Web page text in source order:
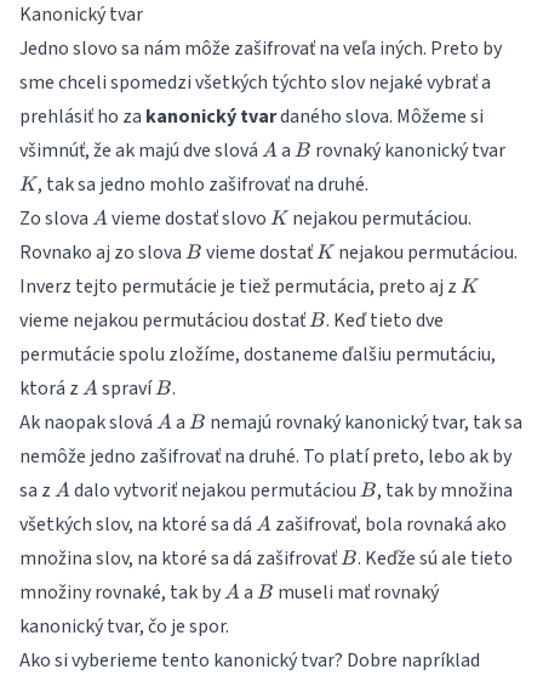
Kanonický tvar
Jedno slovo sa nám môže zašifrovať na veľa iných. Preto by
sme chceli spomedzi všetkých týchto slov nejaké vybrať a
prehlásiť ho za kanonický tvardaného slova. Môžeme si
všimnúť, že ak majú dve slová A
Aa B
B rovnaký kanonický tvarK
K, tak sa jedno mohlo zašifrovať na druhé.
Zo slova A
Avieme dostať slovo K
K nejakou permutáciou.
Rovnako aj zo slova B
B vieme dostať K
K nejakou permutáciou.
Inverz tejto permutácie je tiež permutácia, preto aj z K
K
vieme nejakou permutáciou dostať B
B. Keď tieto dve
permutácie spolu zložíme, dostaneme ďalšiu permutáciu,
ktorá z A
Aspraví B
B.
Ak naopak slová A
Aa B
B nemajú rovnaký kanonický tvar, tak sa
nemôže jedno zašifrovať na druhé. To platí preto, lebo ak by
sa z A
Adalo vytvoriť nejakou permutáciou B
B, tak by množina
všetkých slov, na ktoré sa dá A
A zašifrovať, bola rovnaká ako
množina slov, na ktoré sa dá zašifrovať B
B. Keďže sú ale tieto
množiny rovnaké, tak by A
Aa B
B museli mať rovnaký
kanonický tvar, čo je spor.
Ako si vyberieme tento kanonický tvar? Dobre napríklad